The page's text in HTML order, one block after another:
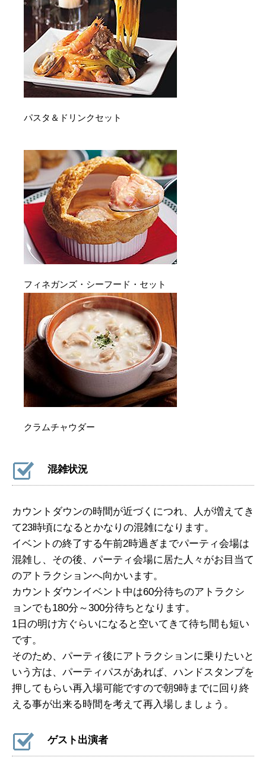
パスタ＆ドリンクセット
フィネガンズ・シーフード・セット
クラムチャウダー
混雑状況
カウントダウンの時間が近づくにつれ、人が増えてき
て23時頃になるとかなりの混雑になります。
イベントの終了する午前2時過ぎまでパーティ会場は
混雑し、その後、パーティ会場に居た人々がお目当て
のアトラクションへ向かいます。
カウントダウンイベント中は60分待ちのアトラクシ
ョンでも180分～300分待ちとなります。
1日の明け方ぐらいになると空いてきて待ち間も短い
です。
そのため、パーティ後にアトラクションに乗りたいと
いう方は、パーティパスがあれば、ハンドスタンプを
押してもらい再入場可能ですので朝9時までに回り終
える事が出来る時間を考えて再入場しましょう。
ゲスト出演者